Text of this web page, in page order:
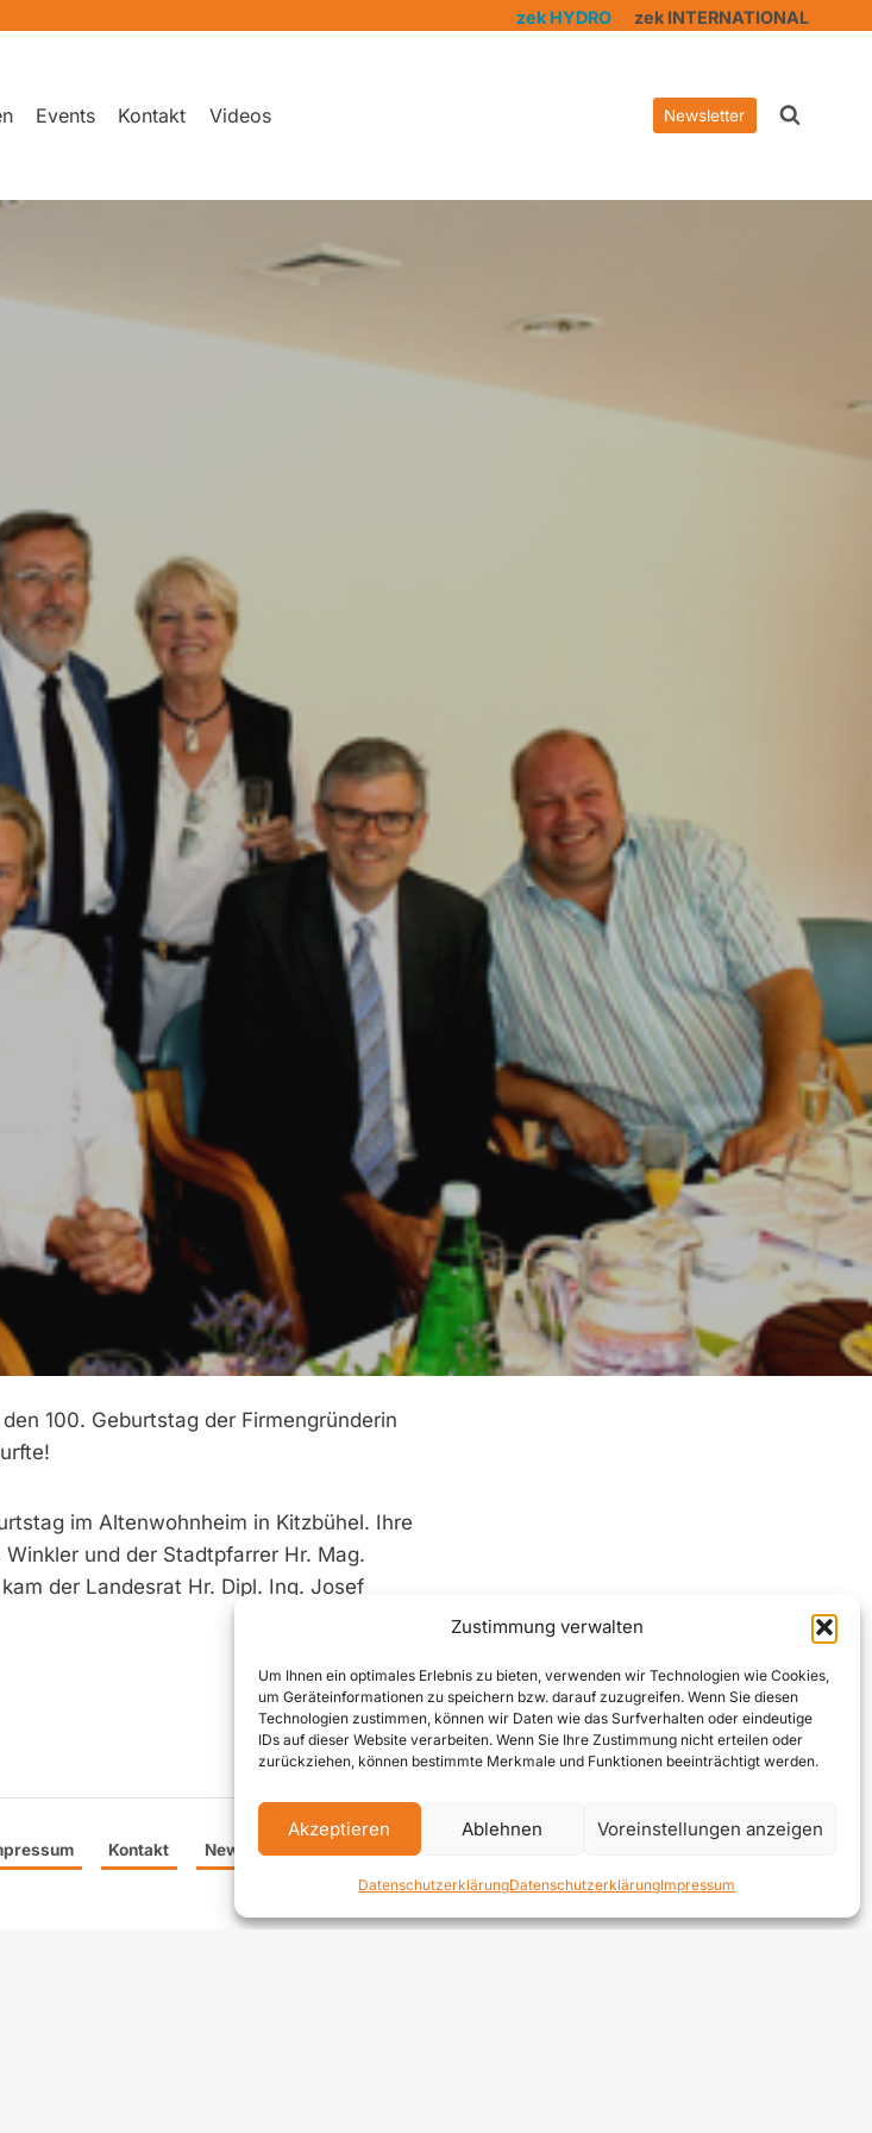
Zustimmung verwalten
Um Ihnen ein optimales Erlebnis zu bieten, verwenden wir Technologien wie Cookies,
um Geräteinformationen zu speichern bzw. darauf zuzugreifen. Wenn Sie diesen
Technologien zustimmen, können wir Daten wie das Surfverhalten oder eindeutige
IDs auf dieser Website verarbeiten. Wenn Sie Ihre Zustimmung nicht erteilen oder
zurückziehen, können bestimmte Merkmale und Funktionen beeinträchtigt werden.
Akzeptieren Ablehnen Voreinstellungen anzeigen
DatenschutzerklärungDatenschutzerklärungImpressum
zek HYDRO zek INTERNATIONAL
Events Kontakt Videos Newsletter
100. Geburtstag der Firmengründerin
im Altenwohnheim in Kitzbühel. Ihre
und der Stadtpfarrer Hr. Mag.
der Landesrat Hr. Dipl. Ing. Josef
Kontakt Newsletter anmelden